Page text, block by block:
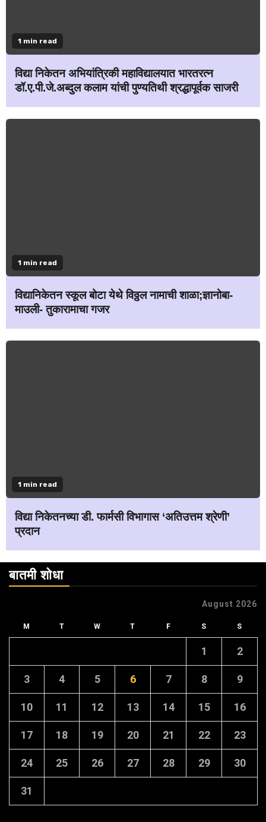
1 min read
विद्या निकेतन अभियांत्रिकी महाविद्यालयात भारतरत्न
डॉ.ए.पी.जे.अब्दुल कलाम यांची पुण्यतिथी श्रद्धापूर्वक साजरी
1 min read
विद्यानिकेतन स्कूल बोटा येथे विठ्ठल नामाची शाळा;ज्ञानोबा-
माउली- तुकारामाचा गजर
1 min read
विद्या निकेतनच्या डी. फार्मसी विभागास ‘अतिउत्तम श्रेणी’
प्रदान
बातमी शोधा
August 2026
M T W T F S S
1 2
3 4 5 6 7 8 9
10 11 12 13 14 15 16
17 18 19 20 21 22 23
24 25 26 27 28 29 30
31